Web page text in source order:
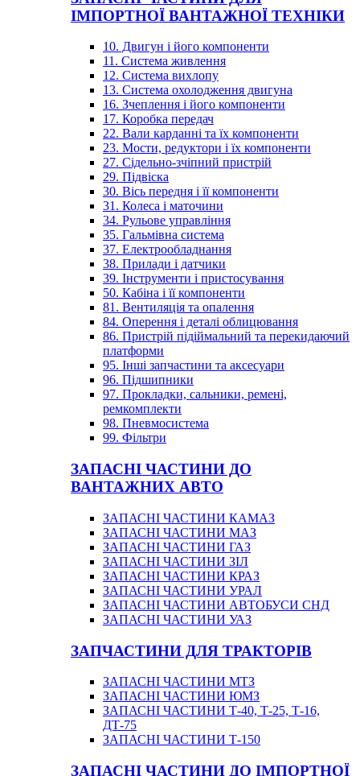
ІМПОРТНОЇ ВАНТАЖНОЇ ТЕХНІКИ
10. Двигун і його компоненти
11. Система живлення
12. Система вихлопу
13. Система охолодження двигуна
16. Зчеплення і його компоненти
17. Коробка передач
22. Вали карданні та їх компоненти
23. Мости, редуктори і їх компоненти
27. Сідельно-зчіпний пристрій
29. Підвіска
30. Вісь передня і її компоненти
31. Колеса і маточини
34. Рульове управління
35. Гальмівна система
37. Електрообладнання
38. Прилади і датчики
39. Інструменти і пристосування
50. Кабіна і її компоненти
81. Вентиляція та опалення
84. Оперення і деталі облицювання
86. Пристрій підіймальний та перекидаючий
платформи
95. Інші запчастини та аксесуари
96. Підшипники
97. Прокладки, сальники, ремені,
ремкомплекти
98. Пневмосистема
99. Фільтри
ЗАПАСНІ ЧАСТИНИ ДО
ВАНТАЖНИХ АВТО
ЗАПАСНІ ЧАСТИНИ КАМАЗ
ЗАПАСНІ ЧАСТИНИ МАЗ
ЗАПАСНІ ЧАСТИНИ ГАЗ
ЗАПАСНІ ЧАСТИНИ ЗІЛ
ЗАПАСНІ ЧАСТИНИ КРАЗ
ЗАПАСНІ ЧАСТИНИ УРАЛ
ЗАПАСНІ ЧАСТИНИ АВТОБУСИ СНД
ЗАПАСНІ ЧАСТИНИ УАЗ
ЗАПЧАСТИНИ ДЛЯ ТРАКТОРІВ
ЗАПАСНІ ЧАСТИНИ МТЗ
ЗАПАСНІ ЧАСТИНИ ЮМЗ
ЗАПАСНІ ЧАСТИНИ Т-40, Т-25, Т-16,
ДТ-75
ЗАПАСНІ ЧАСТИНИ Т-150
ЗАПАСНІ ЧАСТИНИ ДО ІМПОРТНОЇ